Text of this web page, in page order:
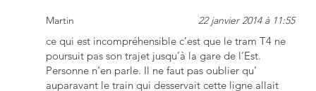
Martin 22 janvier 2014 à 11:55
ce qui est incompréhensible c’est que le tram T4 ne
poursuit pas son trajet jusqu’à la gare de l’Est.
Personne n’en parle. Il ne faut pas oublier qu’
auparavant le train qui desservait cette ligne allait